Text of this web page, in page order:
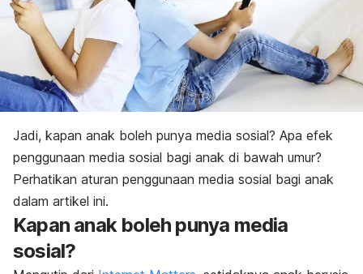
Jadi, kapan anak boleh punya media sosial? Apa efek
penggunaan media sosial bagi anak di bawah umur?
Perhatikan aturan penggunaan media sosial bagi anak
dalam artikel ini.
Kapan anak boleh punya media
sosial?